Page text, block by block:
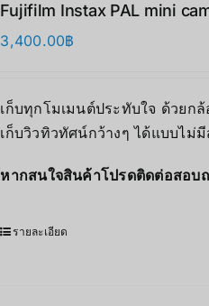
Fujifilm Instax PAL mini
3,400.00฿
เก็บทุกโมเมนต์ประทับใจ ด้วยก
เก็บวิวทิวทัศน์กว้างๆ ได้แบบไม่
หากสนใจสินค้าโปรดติดต่อสอบ
รายละเอียด